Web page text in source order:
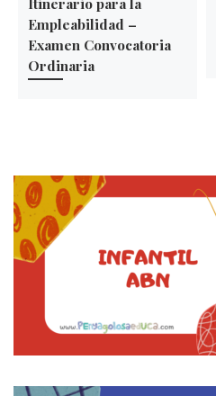
Empleabilidad –
Examen Convocatoria
Ordinaria